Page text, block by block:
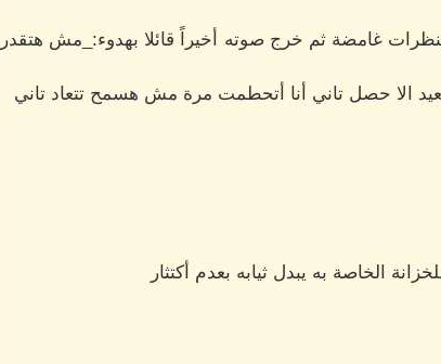
غامضة ثم خرج صوته أخيراً قائلا بهدوء:_مش هتقدر
الا حصل تاني أنا أتحطمت مرة مش هسمح تتعاد تاني
الخاصة به يبدل ثيابه بعدم أكتثار